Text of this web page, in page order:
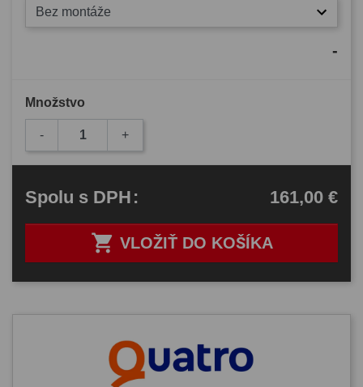
Bez montáže
-
Množstvo
- +
 VLOŽIŤ DO KOŠÍKA
Spolu s DPH: 161,00 €